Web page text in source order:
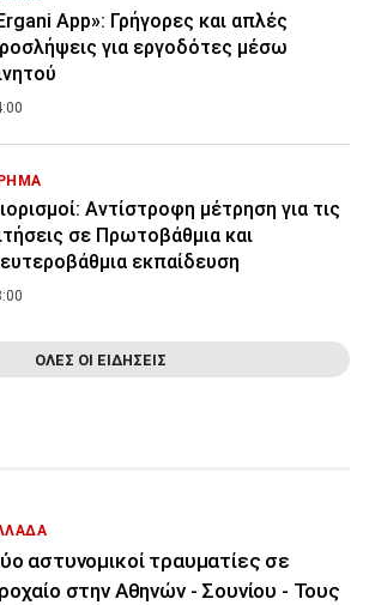
App»: Γρήγορες και απλές
για εργοδότες μέσω
Αντίστροφη μέτρηση για τις
σε Πρωτοβάθμια και
εκπαίδευση
ΟΛΕΣ ΟΙ ΕΙΔΗΣΕΙΣ
αστυνομικοί τραυματίες σε
στην Αθηνών - Σουνίου - Τους